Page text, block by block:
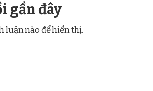
gần đây
luận nào để hiển thị.